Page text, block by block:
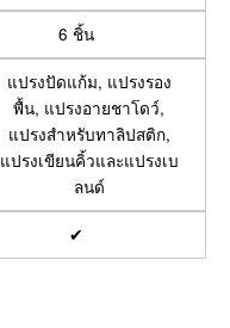
6 ชิ้น
แปรงปัดแก้ม, แปรงรอง
พื้น, แปรงอายชาโดว์,
แปรงสำหรับทาลิปสติก,
แปรงเขียนคิ้วและแปรงเบ
ลนด์
✔